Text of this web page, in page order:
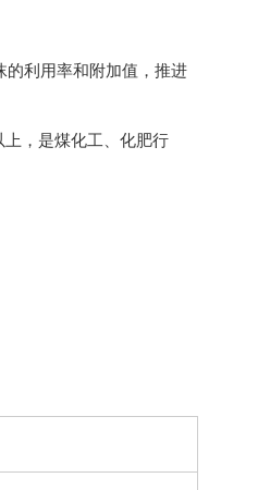
利用率和附加值，推进
，是煤化工、化肥行